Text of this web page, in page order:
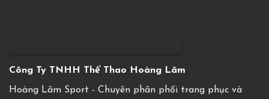
Công Ty TNHH Thể Thao Hoàng Lâm
Hoàng Lâm Sport - Chuyên phân phối trang phục và